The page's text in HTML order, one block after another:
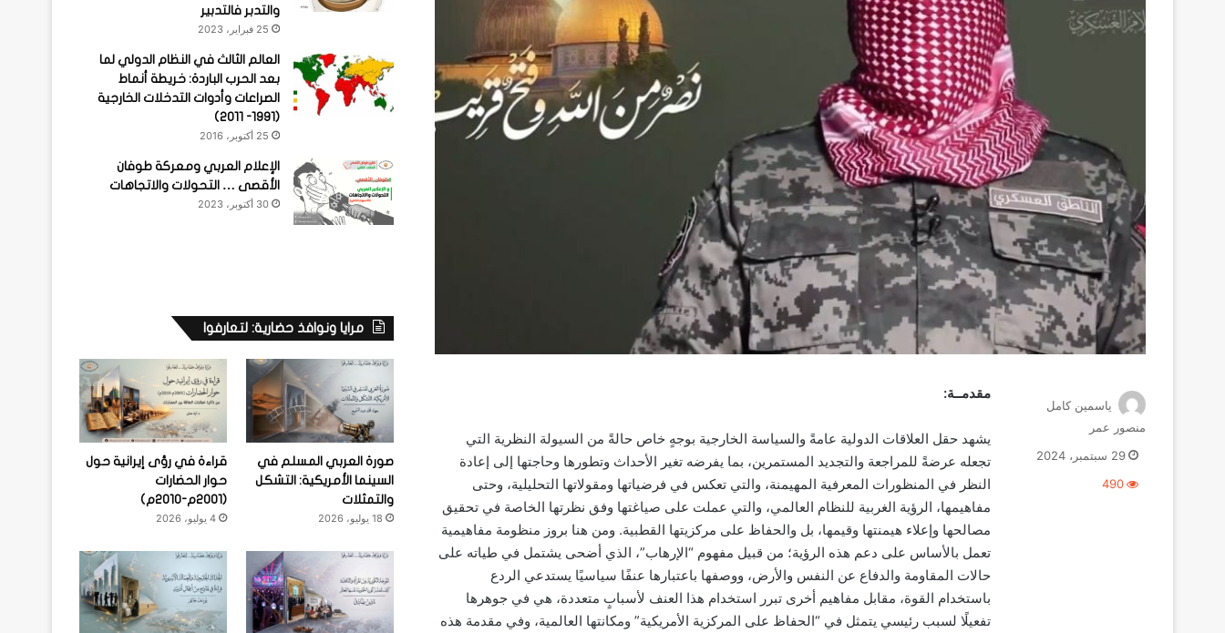
مقدمــة:
يشهد حقل العلاقات الدولية عامةً والسياسة الخارجية بوجهٍ خاص حالةً من السيولة النظرية التي
تجعله عرضةً للمراجعة والتجديد المستمرين، بما يفرضه تغير الأحداث وتطورها وحاجتها إلى إعادة
النظر في المنظورات المعرفية المهيمنة، والتي تعكس في فرضياتها ومقولاتها التحليلية، وحتى
مفاهيمها، الرؤية الغربية للنظام العالمي، والتي عملت على صياغتها وفق نظرتها الخاصة في تحقيق
مصالحها وإعلاء هيمنتها وقيمها، بل والحفاظ على مركزيتها القطبية. ومن هنا بروز منظومة مفاهيمية
تعمل بالأساس على دعم هذه الرؤية؛ من قبيل مفهوم “الإرهاب”، الذي أضحى يشتمل في طياته على
حالات المقاومة والدفاع عن النفس والأرض، ووصفها باعتبارها عنفًا سياسيًا يستدعي الردع
باستخدام القوة، مقابل مفاهيم أخرى تبرر استخدام هذا العنف لأسبابٍ متعددة، هي في جوهرها
تفعيلًا لسبب رئيسي يتمثل في “الحفاظ على المركزية الأمريكية” ومكانتها العالمية، وفي مقدمة هذه
ياسمين كامل
منصور عمر
29 سبتمبر، 2024
490
والتدبر فالتدبير
25 فبراير، 2023
العالم الثالث في النظام الدولي لما
بعد الحرب الباردة: خريطة أنماط
الصراعات وأدوات التدخلات الخارجية
(1991- 2011)
25 أكتوبر، 2016
الإعلام العربي ومعركة طوفان
الأقصى … التحولات والاتجاهات
30 أكتوبر، 2023
مرايا ونوافذ حضارية: لتعارفوا
صورة العربي المسلم في
السينما الأمريكية: التشكل
والتمثلات
18 يوليو، 2026
قراءة في رؤى إيرانية حول
حوار الحضارات
(2001م-2010م)
4 يوليو، 2026